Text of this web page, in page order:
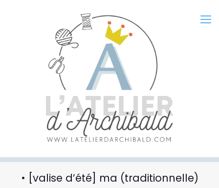
• [valise d’été] ma (traditionnelle)